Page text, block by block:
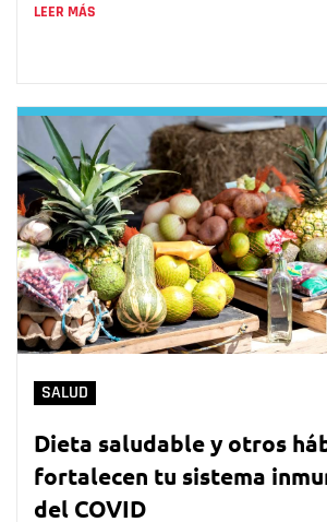
LEER MÁS
SALUD
Dieta saludable y otros
fortalecen tu sistema
del COVID